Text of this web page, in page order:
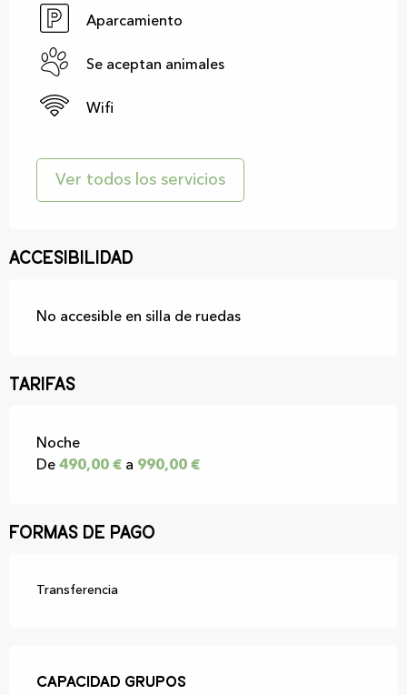
Aparcamiento
Se aceptan animales
Wifi
Ver todos los servicios
Accesibilidad
No accesible en silla de ruedas
Tarifas
Tarifas 2026
Noche
De 490,00 € a 990,00 €
Formas de pago
Transferencia
Capacidad grupos
Capacidad grupos